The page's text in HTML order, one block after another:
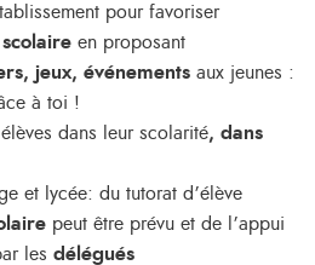
pour favoriser
en proposant
jeux, événements aux jeunes :
à toi !
élèves dans leur scolarité, dans
et lycée: du tutorat d’élève
peut être prévu et de l’appui
les délégués